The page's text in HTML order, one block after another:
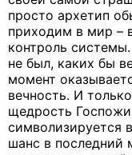
просто архетип
приходим в мир –
контроль
не был, каких бы
момент
вечность. И
щедрость
символизируется
шанс в последний